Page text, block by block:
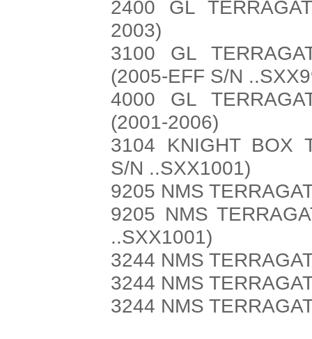
2400 GL
2003)
3100 GL
(2005-EFF S/N
4000 GL
(2001-2006)
3104 KNIGHT BOX
S/N ..SXX1001)
9205 NMS
9205 NMS
..SXX1001)
3244 NMS
3244 NMS
3244 NMS